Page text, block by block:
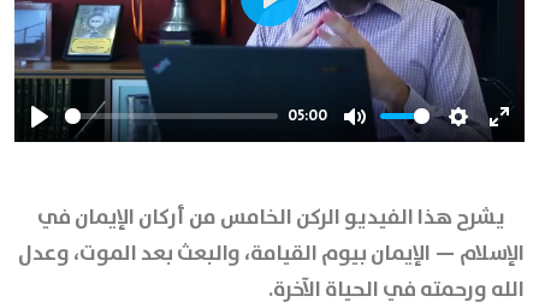
Play
05:00
Mute Settings
Play
يشرح هذا الفيديو الركن الخامس من أركان الإيمان في
الإسلام — الإيمان بيوم القيامة، والبعث بعد الموت، وعدل
الله ورحمته في الحياة الآخرة.